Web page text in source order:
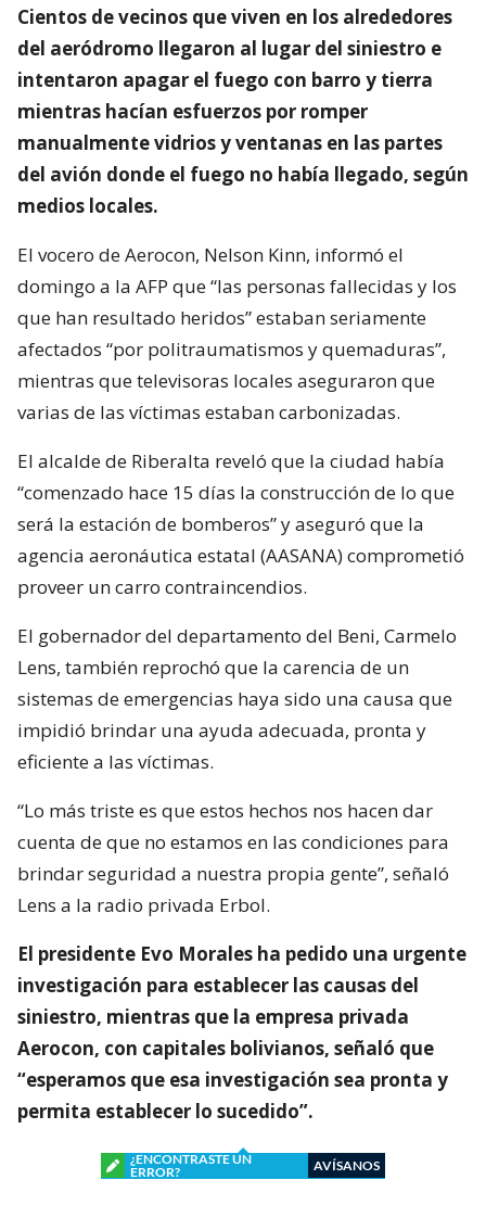
Cientos de vecinos que viven en los alrededores
del aeródromo llegaron al lugar del siniestro e
intentaron apagar el fuego con barro y tierra
mientras hacían esfuerzos por romper
manualmente vidrios y ventanas en las partes
del avión donde el fuego no había llegado, según
medios locales.
El vocero de Aerocon, Nelson Kinn, informó el
domingo a la AFP que “las personas fallecidas y los
que han resultado heridos” estaban seriamente
afectados “por politraumatismos y quemaduras”,
mientras que televisoras locales aseguraron que
varias de las víctimas estaban carbonizadas.
El alcalde de Riberalta reveló que la ciudad había
“comenzado hace 15 días la construcción de lo que
será la estación de bomberos” y aseguró que la
agencia aeronáutica estatal (AASANA) comprometió
proveer un carro contraincendios.
El gobernador del departamento del Beni, Carmelo
Lens, también reprochó que la carencia de un
sistemas de emergencias haya sido una causa que
impidió brindar una ayuda adecuada, pronta y
eficiente a las víctimas.
“Lo más triste es que estos hechos nos hacen dar
cuenta de que no estamos en las condiciones para
brindar seguridad a nuestra propia gente”, señaló
Lens a la radio privada Erbol.
El presidente Evo Morales ha pedido una urgente
investigación para establecer las causas del
siniestro, mientras que la empresa privada
Aerocon, con capitales bolivianos, señaló que
“esperamos que esa investigación sea pronta y
permita establecer lo sucedido”.
¿ENCONTRASTE UN
ERROR?
AVÍSANOS